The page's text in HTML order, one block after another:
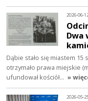
2026-06-
Dwa
Dąbie stało się miastem 15
otrzymało prawa miejskie
ufundował kościół… »
2026-05-